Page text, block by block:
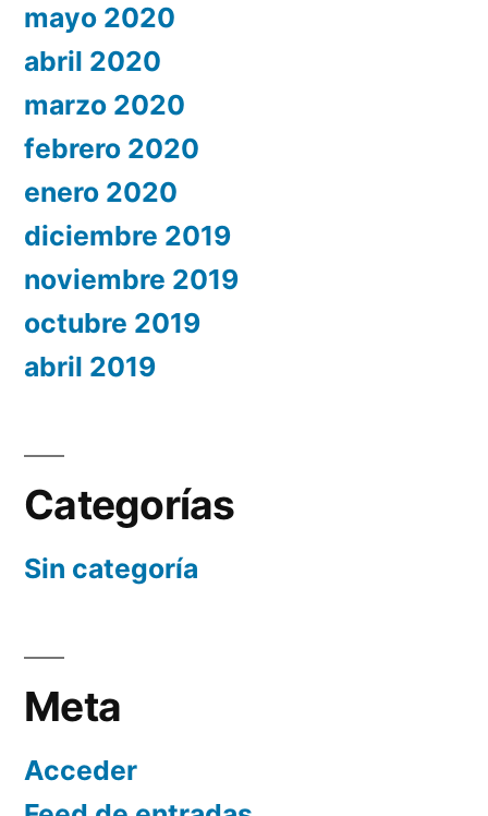
mayo 2020
abril 2020
marzo 2020
febrero 2020
enero 2020
diciembre 2019
noviembre 2019
octubre 2019
abril 2019
Categorías
Sin categoría
Meta
Acceder